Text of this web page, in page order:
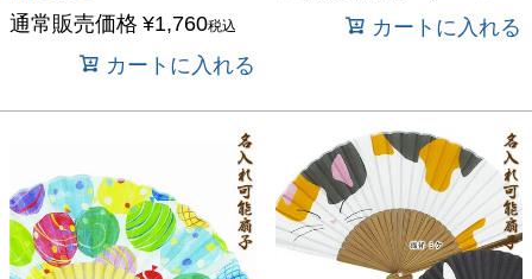
通常販売価格 ¥1,760税込
カートに入れる
カートに入れる